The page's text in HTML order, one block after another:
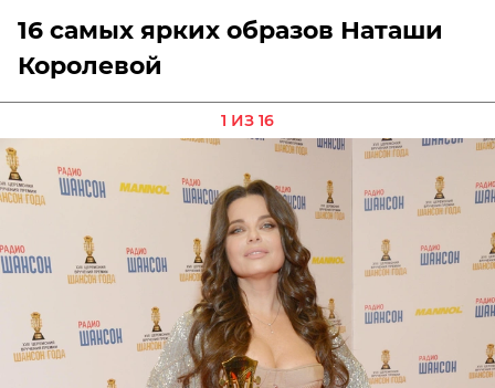
16 самых ярких образов Наташи
Королевой
1 ИЗ 16